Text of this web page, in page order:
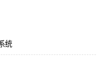
统